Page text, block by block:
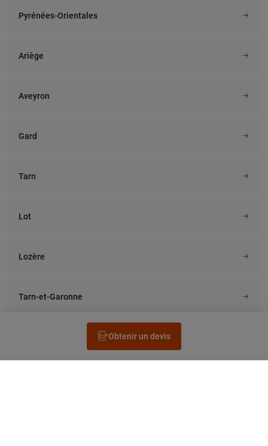
Obtenir un devis
Pyrénées-Orientales
Ariège
Aveyron
Gard
Tarn
Lot
Lozère
Tarn-et-Garonne